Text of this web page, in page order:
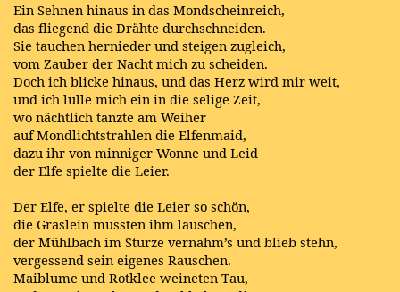
Ein Sehnen hinaus in das Mondscheinreich,
das fliegend die Drähte durchschneiden.
Sie tauchen hernieder und steigen zugleich,
vom Zauber der Nacht mich zu scheiden.
Doch ich blicke hinaus, und das Herz wird mir weit,
und ich lulle mich ein in die selige Zeit,
wo nächtlich tanzte am Weiher
auf Mondlichtstrahlen die Elfenmaid,
dazu ihr von minniger Wonne und Leid
der Elfe spielte die Leier.
Der Elfe, er spielte die Leier so schön,
die Graslein mussten ihm lauschen,
der Mühlbach im Sturze vernahm’s und blieb stehn,
vergessend sein eigenes Rauschen.
Maiblume und Rotklee weineten Tau,